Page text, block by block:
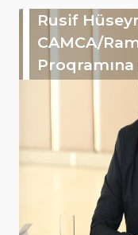
Rusif
CAMCA/